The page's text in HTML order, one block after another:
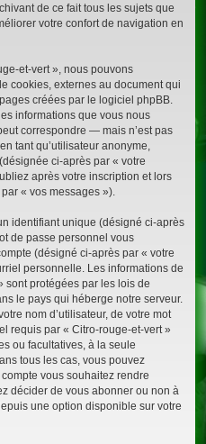
de ce fait tous les sujets que
votre confort de navigation en
et-vert », nous pouvons
cookies, externes au document qui
créées par le logiciel phpBB.
informations que vous nous
correspondre — mais n’est pas
tant qu’utilisateur anonyme,
ci-après par « votre
après votre inscription et lors
« vos messages »).
identifiant unique (désigné ci-après
de passe personnel vous
(désigné ci-après par « votre
personnelle. Les informations de
sont protégées par les lois de
le pays qui héberge notre serveur.
nom d’utilisateur, de votre mot
requis par « Citro-rouge-et-vert »
ou facultatives, à la seule
tous les cas, vous pouvez
vous souhaitez rendre
décider de vous abonner ou non à
une option disponible sur votre